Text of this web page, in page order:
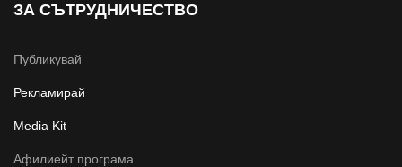
ЗА СЪТРУДНИЧЕСТВО
Публикувай
Рекламирай
Media Kit
Афилиейт програма